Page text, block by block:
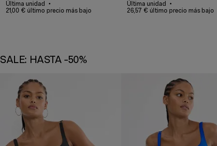
Última unidad
21,00 € último precio más bajo
Última unidad
26,57 € último precio más bajo
SALE: HASTA -50%